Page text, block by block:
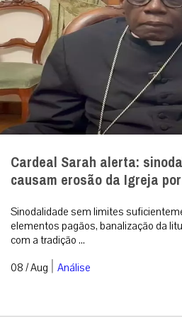
Cardeal Sarah alerta:
causam erosão da Igreja
Sinodalidade sem limites
elementos pagãos, banalização da
com a tradição ...
08 / Aug | Análise